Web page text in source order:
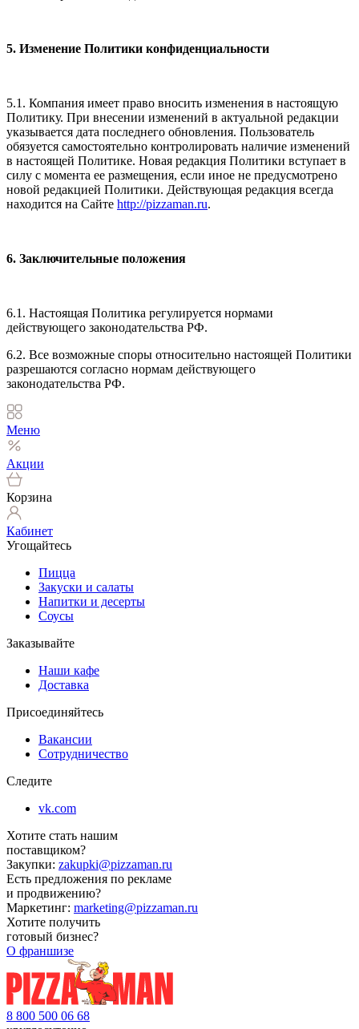
5. Изменение Политики конфиденциальности
5.1. Компания имеет право вносить изменения в настоящую
Политику. При внесении изменений в актуальной редакции
указывается дата последнего обновления. Пользователь
обязуется самостоятельно контролировать наличие изменений
в настоящей Политике. Новая редакция Политики вступает в
силу с момента ее размещения, если иное не предусмотрено
новой редакцией Политики. Действующая редакция всегда
находится на Сайте http://pizzaman.ru.
6. Заключительные положения
6.1. Настоящая Политика регулируется нормами
действующего законодательства РФ.
6.2. Все возможные споры относительно настоящей Политики
разрешаются согласно нормам действующего
законодательства РФ.
Меню
Акции
Корзина
Кабинет
Угощайтесь
Пицца
Закуски и салаты
Напитки и десерты
Соусы
Заказывайте
Наши кафе
Доставка
Присоединяйтесь
Вакансии
Сотрудничество
Следите
vk.com
Хотите стать нашим
поставщиком?
Закупки: zakupki@pizzaman.ru
Есть предложения по рекламе
и продвижению?
Маркетинг: marketing@pizzaman.ru
Хотите получить
готовый бизнес?
О франшизе
8 800 500 06 68